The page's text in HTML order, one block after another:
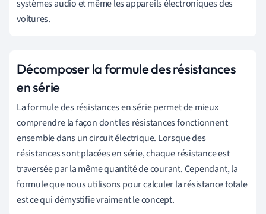
systèmes audio et même les appareils électroniques des
voitures.
Décomposer la formule des résistances
en série
La formule des résistances en série permet de mieux
comprendre la façon dont les résistances fonctionnent
ensemble dans un circuit électrique. Lorsque des
résistances sont placées en série, chaque résistance est
traversée par la même quantité de courant. Cependant, la
formule que nous utilisons pour calculer la résistance totale
est ce qui démystifie vraiment le concept.